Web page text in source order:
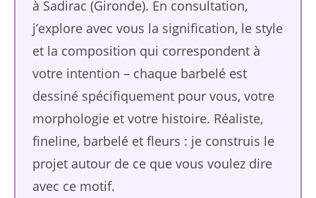
à Sadirac (Gironde). En consultation,
j’explore avec vous la signification, le style
et la composition qui correspondent à
votre intention – chaque barbelé est
dessiné spécifiquement pour vous, votre
morphologie et votre histoire. Réaliste,
fineline, barbelé et fleurs : je construis le
projet autour de ce que vous voulez dire
avec ce motif.